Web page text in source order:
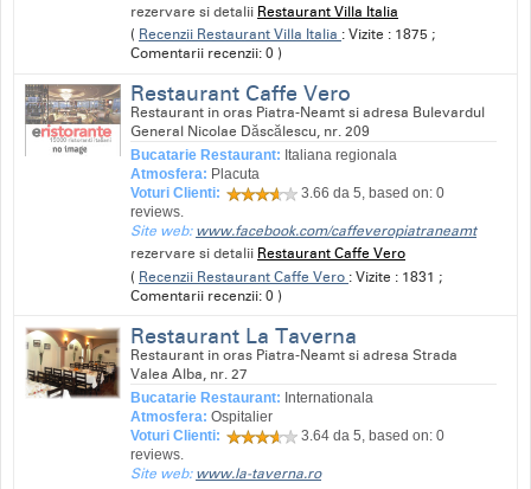
rezervare si detalii Restaurant Villa Italia
( Recenzii Restaurant Villa Italia : Vizite : 1875 ;
Comentarii recenzii: 0 )
Restaurant Caffe Vero
Restaurant in oras Piatra-Neamt si adresa Bulevardul
General Nicolae Dăscălescu, nr. 209
Bucatarie Restaurant: Italiana regionala
Atmosfera: Placuta
Voturi Clienti:
3.66 da 5, based on:0
reviews.
Site web: www.facebook.com/caffeveropiatraneamt
rezervare si detalii Restaurant Caffe Vero
( Recenzii Restaurant Caffe Vero : Vizite : 1831 ;
Comentarii recenzii: 0 )
Restaurant La Taverna
Restaurant in oras Piatra-Neamt si adresa Strada
Valea Alba, nr. 27
Bucatarie Restaurant: Internationala
Atmosfera:Ospitalier
Voturi Clienti:
3.64 da 5, based on:0
reviews.
Site web: www.la-taverna.ro